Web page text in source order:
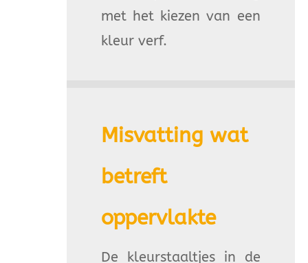
met het kiezen van een
kleur verf.
Misvatting wat
betreft
oppervlakte
De kleurstaaltjes in de